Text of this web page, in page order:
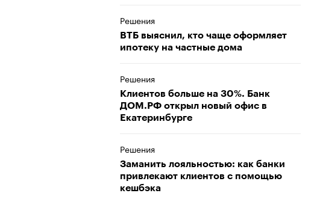
Решения
ВТБ выяснил, кто чаще оформляет
ипотеку на частные дома
Решения
Клиентов больше на 30%. Банк
ДОМ.РФ открыл новый офис в
Екатеринбурге
Решения
Заманить лояльностью: как банки
привлекают клиентов с помощью
кешбэка